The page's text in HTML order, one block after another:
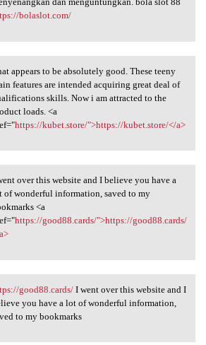
bolaslot.com/
appears to be absolutely
appears to be absolutely good. These teeny
features are intended acquiring great deal of
skills. Now i am attracted to the
loads. <a
https://kubet.store/">https://kubet.store/</a>
over this website
over this website and I believe you have a
of wonderful information, saved to my
<a
https://good88.cards/">https://good88.cards/
good88.cards/ I went
good88.cards/I went over this website and I
you have a lot of wonderful information,
to my bookmarks